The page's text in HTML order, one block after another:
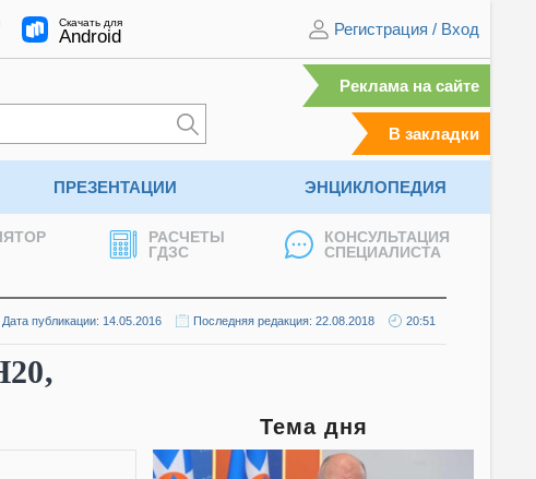
Скачать для
Android Регистрация / Вход
Реклама на сайте
В закладки
ПРЕЗЕНТАЦИИ ЭНЦИКЛОПЕДИЯ
РАСЧЕТЫ
ГДЗС
КОНСУЛЬТАЦИЯ
СПЕЦИАЛИСТА
Дата публикации: 14.05.2016 Последняя редакция: 22.08.2018 20:51
Тема дня